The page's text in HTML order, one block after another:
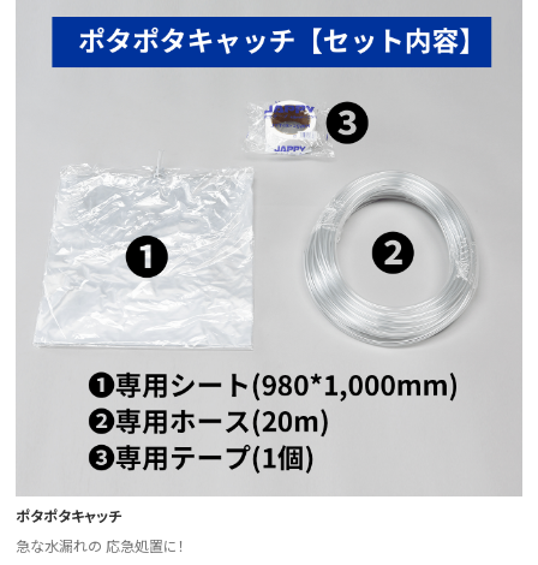
ポタポタキャッチ
急な水漏れの 応急処置に！